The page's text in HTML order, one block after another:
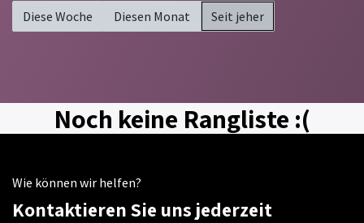
Diese Woche
Diesen Monat Seit jeher
Noch keine Rangliste :(
Wie können wir helfen?
Kontaktieren Sie uns jederzeit